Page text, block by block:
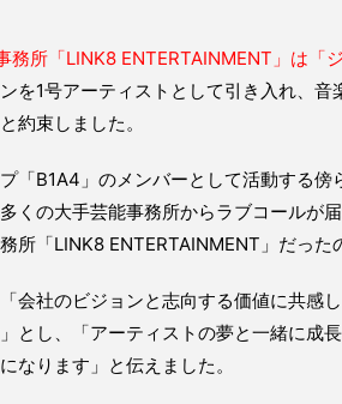
務所「LINK8 ENTERTAINMENT」は「
を1号アーティストとして引き入れ、
約束しました。
「B1A4」のメンバーとして活動する
くの大手芸能事務所からラブコールが
所「LINK8 ENTERTAINMENT」だった
会社のビジョンと志向する価値に共感
とし、「アーティストの夢と一緒に成
なります」と伝えました。